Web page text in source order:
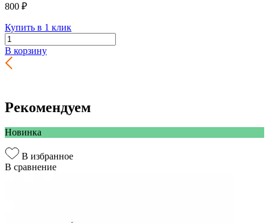
800 ₽
Купить в 1 клик
В корзину
Рекомендуем
Новинка
В избранное
В сравнение